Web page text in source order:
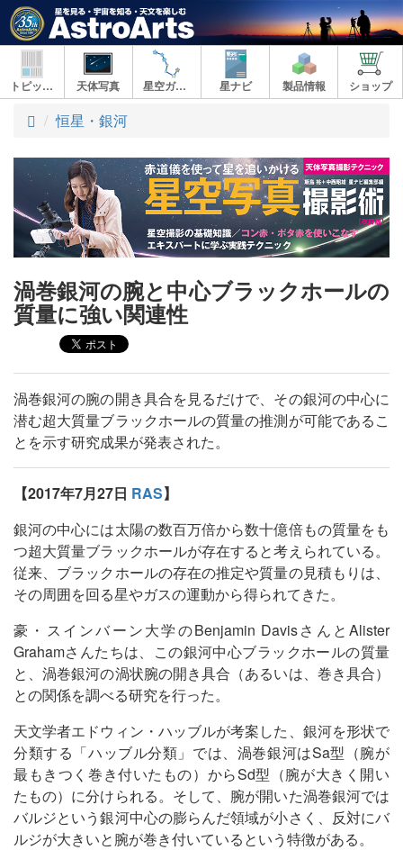
トピックス 天体写真 星空ガイド 星ナビ 製品情報 ショップ
ト
プ
恒星・銀河
渦巻銀河の腕と中心ブラックホールの
質量に強い関連性
渦巻銀河の腕の開き具合を見るだけで、その銀河の中心に
潜む超大質量ブラックホールの質量の推測が可能であるこ
とを示す研究成果が発表された。
【2017年7月27日 RAS】
銀河の中心には太陽の数百万倍から数十億倍もの質量をも
つ超大質量ブラックホールが存在すると考えられている。
従来、ブラックホールの存在の推定や質量の見積もりは、
その周囲を回る星やガスの運動から得られてきた。
豪・スインバーン大学のBenjamin DavisさんとAlister
Grahamさんたちは、この銀河中心ブラックホールの質量
と、渦巻銀河の渦状腕の開き具合（あるいは、巻き具合）
との関係を調べる研究を行った。
天文学者エドウィン・ハッブルが考案した、銀河を形状で
分類する「ハッブル分類」では、渦巻銀河はSa型（腕が
最もきつく巻き付いたもの）からSd型（腕が大きく開い
たもの）に分けられる。そして、腕が開いた渦巻銀河では
バルジという銀河中心の膨らんだ領域が小さく、反対にバ
ルジが大きいと腕が巻き付いているという特徴がある。